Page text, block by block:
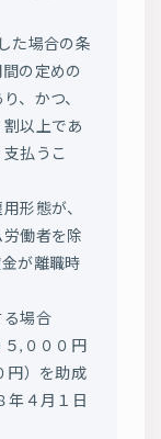
た場合の条
の定めの
、かつ、
以上であ
払うこ
形態が、
働者を除
が離職時
る場合
,０００円
円）を助成
年４月１日